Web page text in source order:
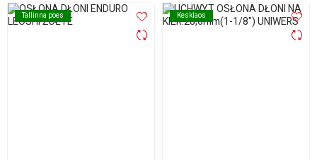
Tallinna poes
Tallinna poes Kesklaos
Kesklaos